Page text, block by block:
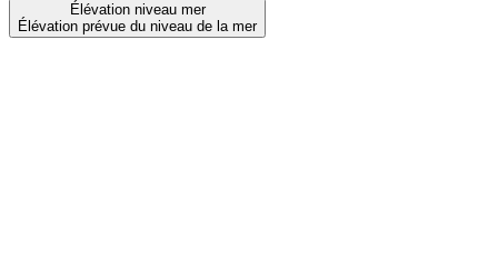
Élévation niveau mer
Élévation prévue du niveau de la mer